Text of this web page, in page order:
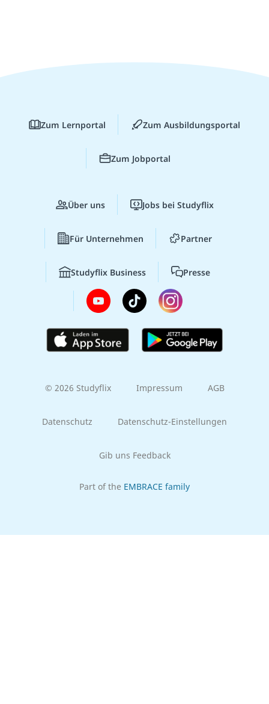
Zum Lernportal Zum Ausbildungsportal
Zum Jobportal
Über uns Jobs bei Studyflix
Für Unternehmen Partner
Studyflix Business Presse
© 2026 Studyflix Impressum AGB
Datenschutz Datenschutz-Einstellungen
Gib uns Feedback
Part of the EMBRACE family